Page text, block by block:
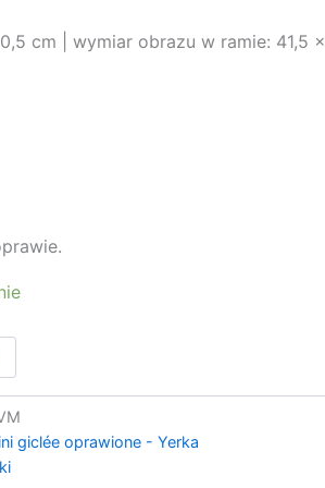
cm | wymiar obrazu w ramie: 41,5 x
giclée oprawione - Yerka